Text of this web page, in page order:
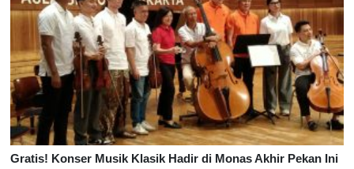
Gratis! Konser Musik Klasik Hadir di Monas Akhir Pekan Ini